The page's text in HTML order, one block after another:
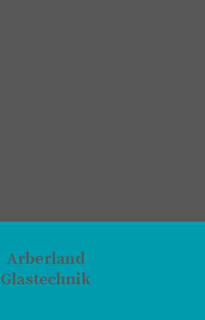
Arberland
Glastechnik